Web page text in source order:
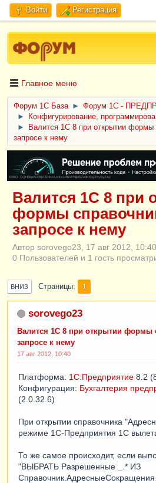
Войти Регистрация
Главное меню
Форум 1C База ►
Форум 1С -
►
Конфигурирование,
►
Валится 1С 8 при открытии формы
запросе к нему
ERID: CQH36pWzJqVJD4xVLsnhcU4hVPNjkBZe8KKxjJiYySyZAz
Валится 1С 8 при
формы
запросе к нему
Автор sorovego23, 17 авг 2012, 10:40
0 Пользователей и 1 гость
ВНИЗ Страницы 1
sorovego23
Валится 1С 8 при открытии формы
запросе к нему
17 авг 2012, 10:40
Платформа: 1С:Предприятие 8.2
Конфигурация: Бухгалтерия
(2.0.32.6)
При открытии справочника
режиме 1С-Предприятия 1С
То же самое происходит, если
"ВЫБРАТЬ Разрешенные _.* ИЗ
Справочник.АдресныеСокращения